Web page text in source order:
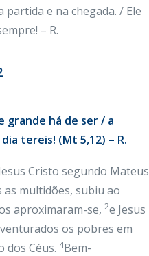
e na chegada. / Ele
– R.
grande há de ser / a
tereis! (Mt 5,12) – R.
Cristo segundo Mateus
as multidões, subiu ao
aproximaram-se, 2e Jesus
os pobres em
dos Céus. 4Bem-